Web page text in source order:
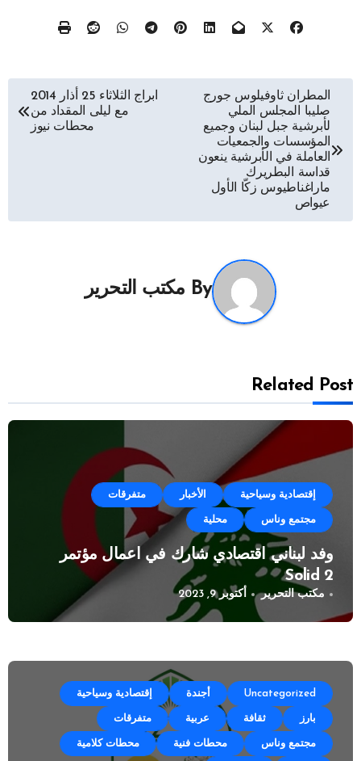
تصفّح
المقالات
المطران ثاوفيلوس جورج
صليبا المجلس الملي
لأبرشية جبل لبنان وجميع
المؤسسات والجمعيات
العاملة في الأبرشية ينعون
قداسة البطريرك
ماراغناطيوس زكّا الأول
عيواص
ابراج الثلاثاء 25 أذار 2014
مع ليلى المقداد من
محطات نيوز
By مكتب التحرير
Related Post
إقتصادية وسياحية الأخبار متفرقات
مجتمع وناس محلية
وفد لبناني اقتصادي شارك في اعمال مؤتمر
Solid 2
مكتب التحرير أكتوبر 9, 2023
Uncategorized أجندة إقتصادية وسياحية
بارز ثقافة عربية متفرقات
مجتمع وناس محطات فنية محطات كلامية